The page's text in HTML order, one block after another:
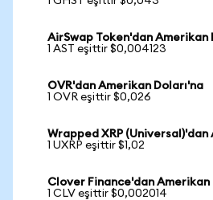
AirSwap Token'dan Amerikan
1 AST eşittir $0,004123
OVR'dan Amerikan Doları'na
1 OVR eşittir $0,026
Wrapped XRP (Universal)'dan
1 UXRP eşittir $1,02
Clover Finance'dan Amerikan
1 CLV eşittir $0,002014